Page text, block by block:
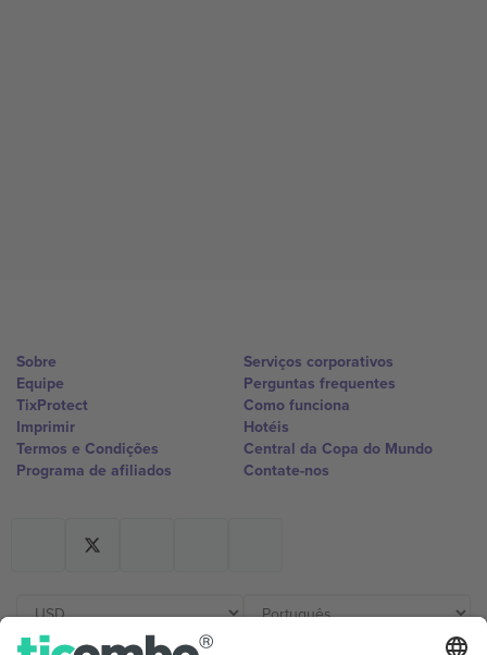
Sobre
Equipe
TixProtect
Imprimir
Termos e Condições
Programa de afiliados
Serviços corporativos
Perguntas frequentes
Como funciona
Hotéis
Central da Copa do Mundo
Contate-nos